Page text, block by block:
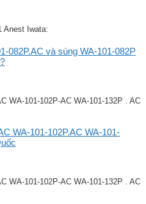
Anest Iwata:
082P.AC và súng WA-101-082P
WA-101-102P-AC WA-101-132P . AC
WA-101-102P.AC WA-101-
WA-101-102P-AC WA-101-132P . AC